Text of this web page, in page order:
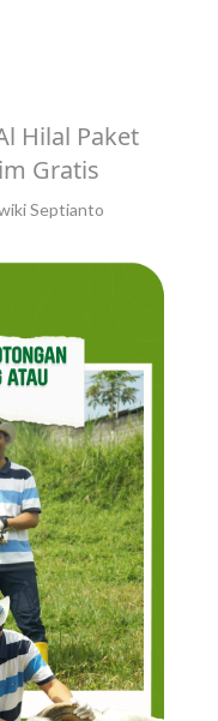
Hilal Paket
Gratis
Septianto